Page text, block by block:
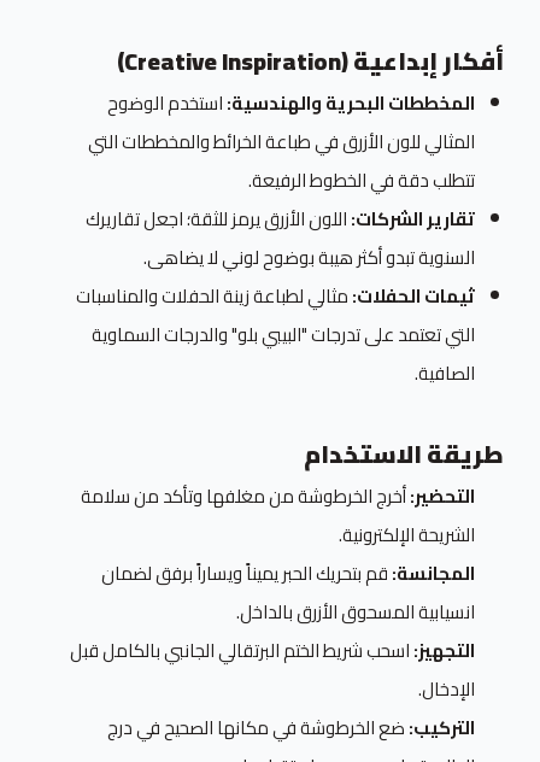
أفكار إبداعية (Creative Inspiration)
المخططات البحرية والهندسية:استخدم الوضوح
المثالي للون الأزرق في طباعة الخرائط والمخططات التي
تتطلب دقة في الخطوط الرفيعة.
تقارير الشركات:اللون الأزرق يرمز للثقة؛ اجعل تقاريرك
السنوية تبدو أكثر هيبة بوضوح لوني لا يضاهى.
ثيمات الحفلات:مثالي لطباعة زينة الحفلات والمناسبات
التي تعتمد على تدرجات "البيبي بلو" والدرجات السماوية
الصافية.
طريقة الاستخدام
التحضير:أخرج الخرطوشة من مغلفها وتأكد من سلامة
الشريحة الإلكترونية.
المجانسة:قم بتحريك الحبر يميناً ويساراً برفق لضمان
انسيابية المسحوق الأزرق بالداخل.
التجهيز:اسحب شريط الختم البرتقالي الجانبي بالكامل قبل
الإدخال.
التركيب:ضع الخرطوشة في مكانها الصحيح في درج